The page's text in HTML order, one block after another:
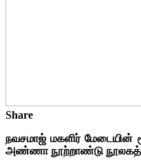
Share
நவசமாஜ் மகளிர் மேடையின்
அண்ணா நூற்றாண்டு